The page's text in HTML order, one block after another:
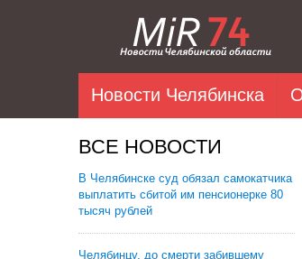
Новости Челябинска
ВСЕ НОВОСТИ
В Челябинске суд обязал самокатчика
выплатить сбитой им пенсионерке 80
тысяч рублей
Челябинцу, до смерти забившему